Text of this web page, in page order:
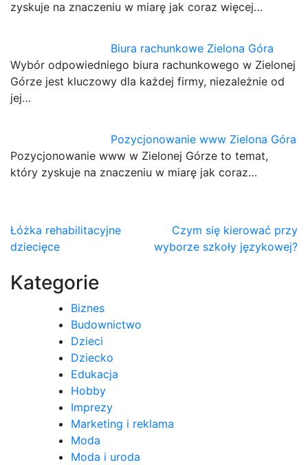
zyskuje na znaczeniu w miarę jak coraz więcej…
Biura rachunkowe Zielona Góra
Wybór odpowiedniego biura rachunkowego w Zielonej
Górze jest kluczowy dla każdej firmy, niezależnie od
jej…
Pozycjonowanie www Zielona Góra
Pozycjonowanie www w Zielonej Górze to temat,
który zyskuje na znaczeniu w miarę jak coraz…
Nawigacja
wpisu
Łóżka rehabilitacyjne
dziecięce
Czym się kierować przy
wyborze szkoły językowej?
Kategorie
Biznes
Budownictwo
Dzieci
Dziecko
Edukacja
Hobby
Imprezy
Marketing i reklama
Moda
Moda i uroda